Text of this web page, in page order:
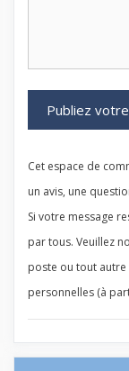
Cet espace de
un avis, une
Si votre message
par tous. Veuillez
poste ou tout
personnelles (à